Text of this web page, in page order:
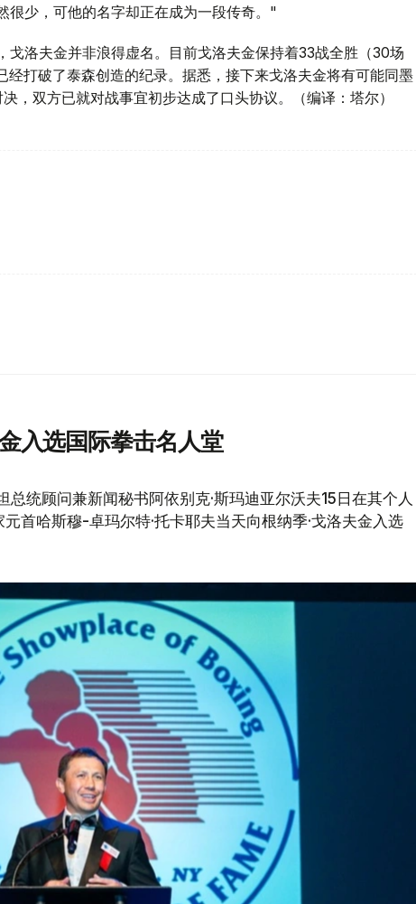
很少，可他的名字却正在成为一段传奇。"
戈洛夫金并非浪得虚名。目前戈洛夫金保持着33战全胜（30场
经打破了泰森创造的纪录。据悉，接下来戈洛夫金将有可能同墨
，双方已就对战事宜初步达成了口头协议。（编译：塔尔）
入选国际拳击名人堂
总统顾问兼新闻秘书阿依别克·斯玛迪亚尔沃夫15日在其个人
首哈斯穆-卓玛尔特·托卡耶夫当天向根纳季·戈洛夫金入选